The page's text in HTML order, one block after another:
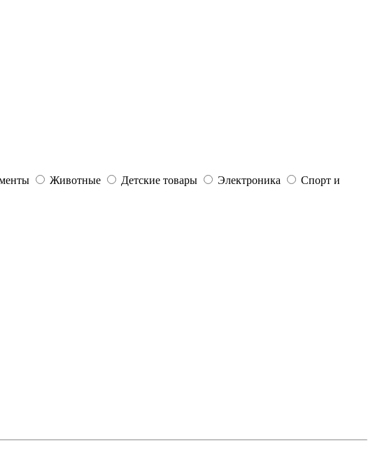
Животные Детские товары Электроника
Спорт и